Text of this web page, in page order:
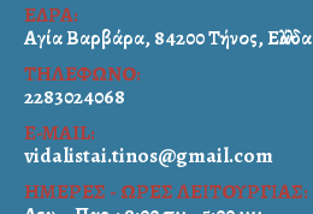
ΕΔΡΑ:
Αγία Βαρβάρα, 84200 Τήνος, Ελλάδα
ΤΗΛΕΦΩΝΟ:
2283024068
E-MAIL:
vidalistai.tinos@gmail.com
ΗΜΕΡΕΣ - ΩΡΕΣ ΛΕΙΤΟΥΡΓΙΑΣ: